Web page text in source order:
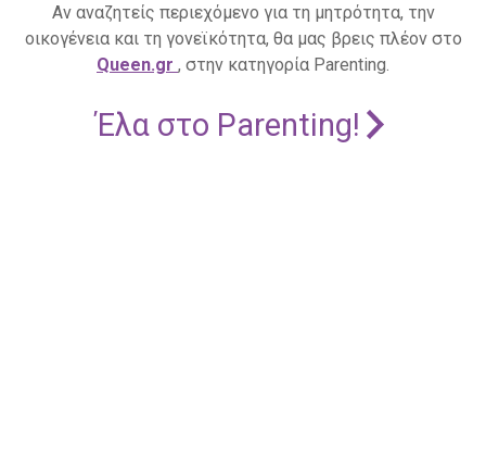
Αν αναζητείς περιεχόμενο για τη μητρότητα, την
οικογένεια και τη γονεϊκότητα, θα μας βρεις πλέον στο
Queen.gr , στην κατηγορία Parenting.
Έλα στο Parenting!